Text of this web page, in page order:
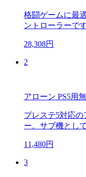
格闘ゲームに最
ントローラーです
28,308円
2
アローン PS5用
プレステ5対応
ー。サブ機とし
11,480円
3